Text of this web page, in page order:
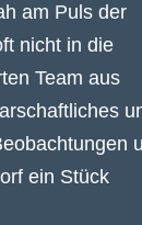
am Puls der
nicht in die
Team aus
ein Stück